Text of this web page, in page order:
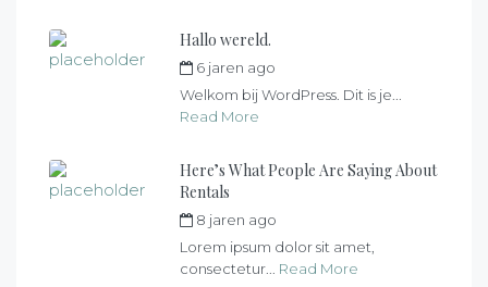
Hallo wereld.
6 jaren ago
Welkom bij WordPress. Dit is je...
Read More
Here’s What People Are Saying About
Rentals
8 jaren ago
Lorem ipsum dolor sit amet,
consectetur... Read More